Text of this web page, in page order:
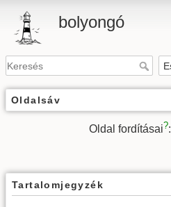
bolyongó
Oldalsáv
Oldal fordításai?:
Tartalomjegyzék